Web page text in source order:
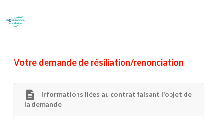
Votre demande de résiliation/renonciation
Informations liées au contrat faisant l'objet de
la demande